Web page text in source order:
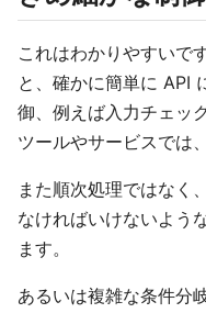
これはわかりやすいで
と、確かに簡単に API
御、例えば入力チェッ
ツールやサービスでは
また順次処理ではなく
なければいけないよう
ます。
あるいは複雑な条件分